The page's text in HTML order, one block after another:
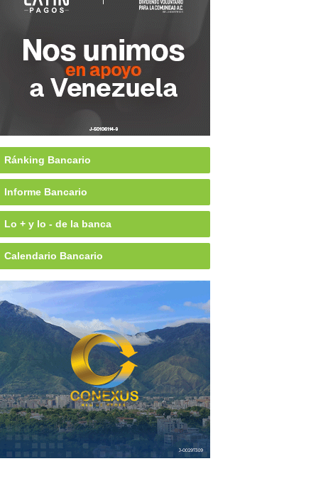
Ránking Bancario
Informe Bancario
Lo + y lo - de la banca
Calendario Bancario